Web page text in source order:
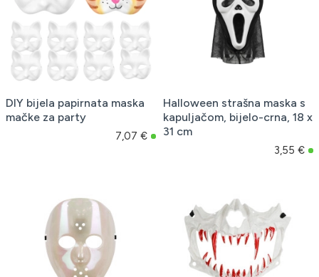
DIY bijela papirnata maska
mačke za party
7,07 €
Halloween strašna maska s
kapuljačom, bijelo-crna, 18 x
31 cm
3,55 €